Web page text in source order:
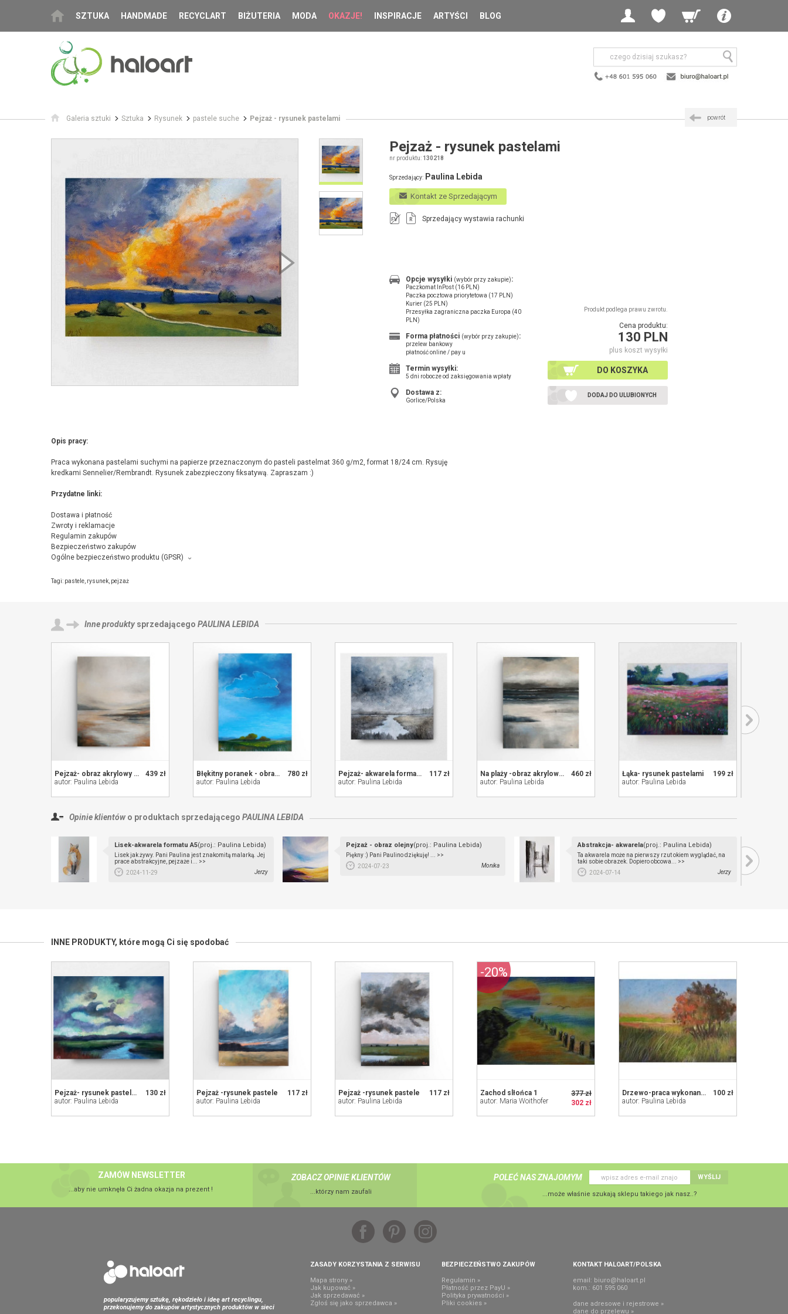
SZTUKA HANDMADE RECYCLART BIŻUTERIA MODA OKAZJE! INSPIRACJE ARTYŚCI BLOG
Galeria sztuki Sztuka Rysunek pastele suche Pejzaż - rysunek pastelami powrót
Pejzaż - rysunek pastelami
nr produktu: 130218
Sprzedający: Paulina Lebida
Kontakt ze Sprzedającym
FV R Sprzedający wystawia rachunki
Produkt podlega prawu zwrotu.
Cena produktu:
130 PLN
plus koszt wysyłki
DO KOSZYKA
DODAJ DO ULUBIONYCH
Opcje wysyłki (wybór przy zakupie):
Paczkomat InPost (16 PLN)
Paczka pocztowa priorytetowa (17 PLN)
Kurier (25 PLN)
Przesyłka zagraniczna paczka Europa (40
PLN)
Forma płatności (wybór przy zakupie):
przelew bankowy
płatność online / pay u
Termin wysyłki:
5 dni robocze od zaksięgowania wpłaty
Dostawa z:
Gorlice/Polska
Opis pracy:
Praca wykonana pastelami suchymi na papierze przeznaczonym do pasteli pastelmat 360 g/m2, format 18/24 cm. Rysuję
kredkami Sennelier/Rembrandt. Rysunek zabezpieczony fiksatywą. Zapraszam :)
Przydatne linki:
Dostawa i płatność
Zwroty i reklamacje
Regulamin zakupów
Bezpieczeństwo zakupów
Ogólne bezpieczeństwo produktu (GPSR)
Niebieska pracownia, Norwida 4/43, 38-300 Gorlice,
Tagi: pastele rysunek pejzaż
Inne produktysprzedającego PAULINA LEBIDA
439 zł
Pejzaż- obraz akrylowy 60/50 cm
autor: Paulina Lebida
780 zł
Błękitny poranek - obraz akrylowy 80/60 cm
autor: Paulina Lebida
117 zł
Pejzaż- akwarela formatu 20/20 cm
autor: Paulina Lebida
460 zł
Na plaży -obraz akrylowy formatu 60/50 cm
autor: Paulina Lebida
199 zł
Łąka- rysunek pastelami
autor: Paulina Lebida
Opinie klientów o produktach sprzedającego PAULINA LEBIDA
Lisek-akwarela formatu A5(proj.: Paulina Lebida)
Lisek jak żywy. Pani Paulina jest znakomitą malarką. Jej
prace abstrakcyjne, pejzaże i... >>
2024-11-29
Jerzy
Pejzaż - obraz olejny(proj.: Paulina Lebida)
Piękny :) Pani Paulino dziękuję! ... >>
2024-07-23
Monika
Abstrakcja- akwarela(proj.: Paulina Lebida)
Ta akwarela może na pierwszy rzut okiem wyglądać, na
taki sobie obrazek. Dopiero obcowa... >>
2024-07-14
Jerzy
INNE PRODUKTY, które mogą Ci się spodobać
130 zł
Pejzaż- rysunek pastelami
autor: Paulina Lebida
117 zł
Pejzaż -rysunek pastele
autor: Paulina Lebida
117 zł
Pejzaż -rysunek pastele
autor: Paulina Lebida
377 zł
302 zł
Zachod slłońca 1
autor: Maria Woithofer
-20%
100 zł
Drzewo-praca wykonana pastelami
autor: Paulina Lebida
ZAMÓW NEWSLETTER
...aby nie umknęła Ci żadna okazja na prezent !
ZOBACZ OPINIE KLIENTÓW
...którzy nam zaufali
POLEĆ NAS ZNAJOMYM WYŚLIJ
...może właśnie szukają sklepu takiego jak nasz..?
popularyzujemy sztukę, rękodzieło i ideę art recyclingu,
przekonujemy do zakupów artystycznych produktów w sieci
ZASADY KORZYSTANIA Z SERWISU
Mapa strony »
Jak kupować »
Jak sprzedawać »
Zgłoś się jako sprzedawca »
BEZPIECZEŃSTWO ZAKUPÓW
Regulamin »
Płatność przez PayU »
Polityka prywatności »
Pliki cookies »
KONTAKT HALOART/POLSKA
email: biuro@haloart.pl
kom.: 601 595 060
dane adresowe i rejestrowe »
dane do przelewu »